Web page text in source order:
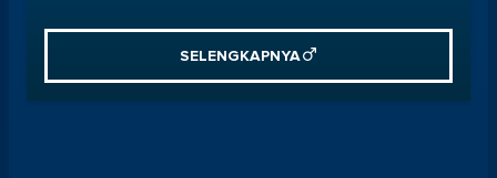
SELENGKAPNYA